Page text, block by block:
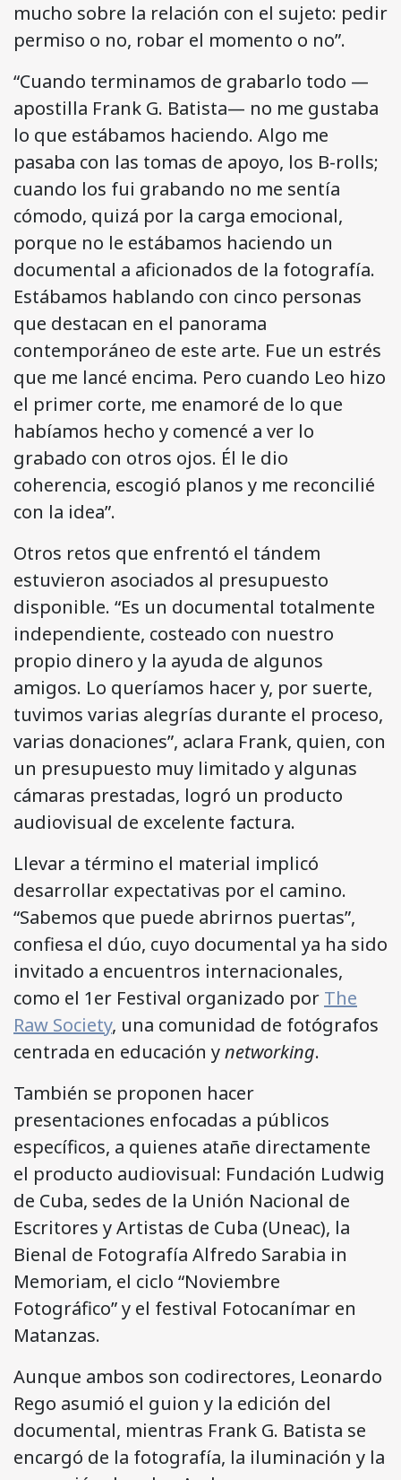
mucho sobre la relación con el sujeto: pedir
permiso o no, robar el momento o no”.
“Cuando terminamos de grabarlo todo —
apostilla Frank G. Batista— no me gustaba
lo que estábamos haciendo. Algo me
pasaba con las tomas de apoyo, los B-rolls;
cuando los fui grabando no me sentía
cómodo, quizá por la carga emocional,
porque no le estábamos haciendo un
documental a aficionados de la fotografía.
Estábamos hablando con cinco personas
que destacan en el panorama
contemporáneo de este arte. Fue un estrés
que me lancé encima. Pero cuando Leo hizo
el primer corte, me enamoré de lo que
habíamos hecho y comencé a ver lo
grabado con otros ojos. Él le dio
coherencia, escogió planos y me reconcilié
con la idea”.
Otros retos que enfrentó el tándem
estuvieron asociados al presupuesto
disponible. “Es un documental totalmente
independiente, costeado con nuestro
propio dinero y la ayuda de algunos
amigos. Lo queríamos hacer y, por suerte,
tuvimos varias alegrías durante el proceso,
varias donaciones”, aclara Frank, quien, con
un presupuesto muy limitado y algunas
cámaras prestadas, logró un producto
audiovisual de excelente factura.
Llevar a término el material implicó
desarrollar expectativas por el camino.
“Sabemos que puede abrirnos puertas”,
confiesa el dúo, cuyo documental ya ha sido
invitado a encuentros internacionales,
como el 1er Festival organizado por The
Raw Society, una comunidad de fotógrafos
centrada en educación ynetworking.
También se proponen hacer
presentaciones enfocadas a públicos
específicos, a quienes atañe directamente
el producto audiovisual: Fundación Ludwig
de Cuba, sedes de la Unión Nacional de
Escritores y Artistas de Cuba (Uneac), la
Bienal de Fotografía Alfredo Sarabia in
Memoriam, el ciclo “Noviembre
Fotográfico” y el festival Fotocanímar en
Matanzas.
Aunque ambos son codirectores, Leonardo
Rego asumió el guion y la edición del
documental, mientras Frank G. Batista se
encargó de la fotografía, la iluminación y la